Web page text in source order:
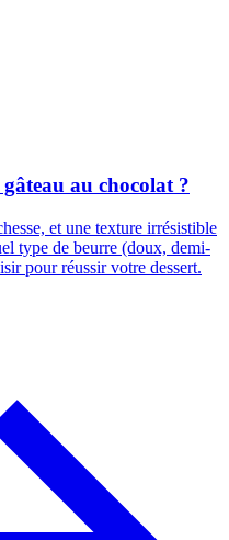
au chocolat ?
et une texture irrésistible
type de beurre (doux, demi-
pour réussir votre dessert.